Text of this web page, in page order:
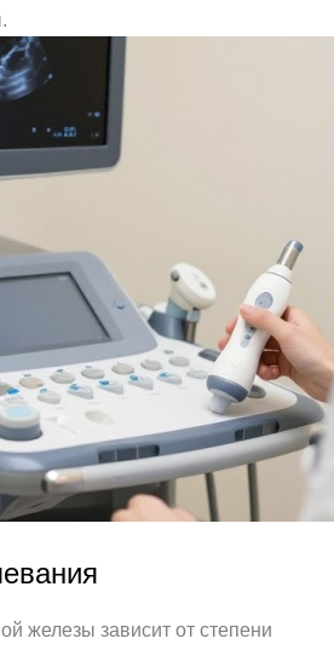
железы зависит от степени